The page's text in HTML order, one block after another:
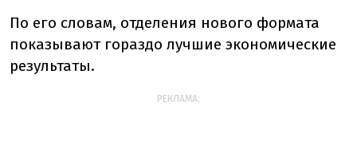
По его словам, отделения нового формата
показывают гораздо лучшие экономические
результаты.
РЕКЛАМА: